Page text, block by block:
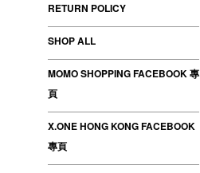
RETURN POLICY
SHOP ALL
MOMO SHOPPING FACEBOOK 專
頁
X.ONE HONG KONG FACEBOOK
專頁